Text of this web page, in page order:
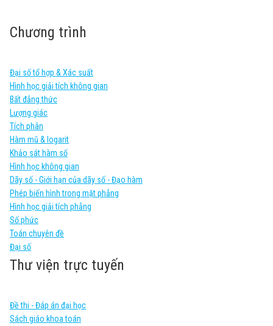
Chương trình
Đại số tổ hợp & Xác suất
Hình học giải tích không gian
Bất đẳng thức
Lượng giác
Tích phân
Hàm mũ & logarit
Khảo sát hàm số
Hình học không gian
Dãy số - Giới hạn của dãy số - Đạo hàm
Phép biến hình trong mặt phẳng
Hình học giải tích phẳng
Số phức
Toán chuyên đề
Đại số
Thư viện trực tuyến
Đề thi - Đáp án đại học
Sách giáo khoa toán